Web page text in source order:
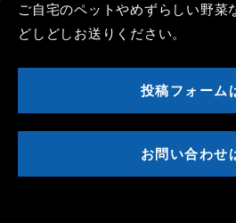
ご自宅のペットやめずらしい野菜
どしどしお送りください。
投稿フォーム
お問い合わせ